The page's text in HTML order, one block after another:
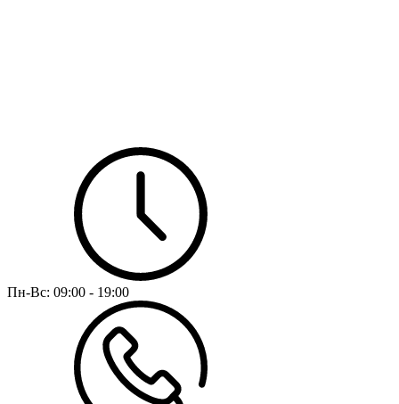
Пн-Вс: 09:00 - 19:00